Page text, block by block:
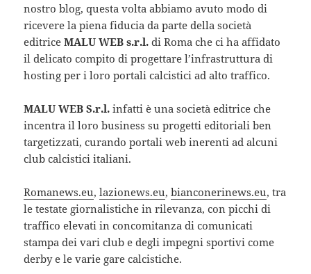
nostro blog, questa volta abbiamo avuto modo di
ricevere la piena fiducia da parte della società
editriceMALU WEB s.r.l. di Roma che ci ha affidato
il delicato compito di progettare l’infrastruttura di
hosting per i loro portali calcistici ad alto traffico.
MALU WEB S.r.l. infatti è una società editrice che
incentra il loro business su progetti editoriali ben
targetizzati, curando portali web inerenti ad alcuni
club calcistici italiani.
Romanews.eu,lazionews.eu,bianconerinews.eu, tra
le testate giornalistiche in rilevanza, con picchi di
traffico elevati in concomitanza di comunicati
stampa dei vari club e degli impegni sportivi come
derby e le varie gare calcistiche.